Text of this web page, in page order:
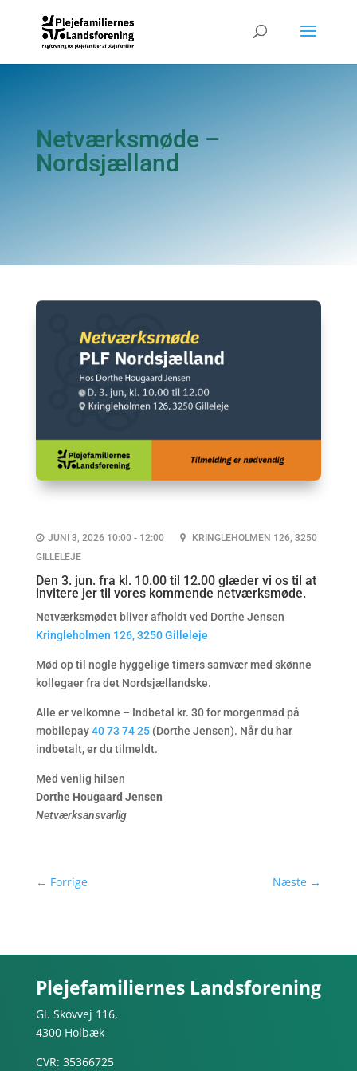
Netværksmøde –
Nordsjælland
JUNI 3, 2026 10:00 - 12:00
KRINGLEHOLMEN 126, 3250
GILLELEJE
Den 3. jun. fra kl. 10.00 til 12.00 glæder vi os til at
invitere jer til vores kommende netværksmøde.
Netværksmødet bliver afholdt ved Dorthe Jensen
Kringleholmen 126, 3250 Gilleleje
Mød op til nogle hyggelige timers samvær med skønne
kollegaer fra det Nordsjællandske.
Alle er velkomne – Indbetal kr. 30 for morgenmad på
mobilepay40 73 74 25(Dorthe Jensen). Når du har
indbetalt, er du tilmeldt.
Med venlig hilsen
Dorthe Hougaard Jensen
Netværksansvarlig
← Forrige Næste →
Plejefamiliernes Landsforening
Gl. Skovvej 116,
4300 Holbæk
CVR: 35366725